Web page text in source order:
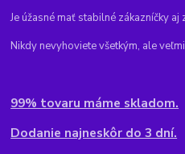
Je úžasné mať stabilné zákazníčky
Nikdy nevyhoviete všetkým, ale
99% tovaru máme skladom.
Dodanie najneskôr do 3 dní.